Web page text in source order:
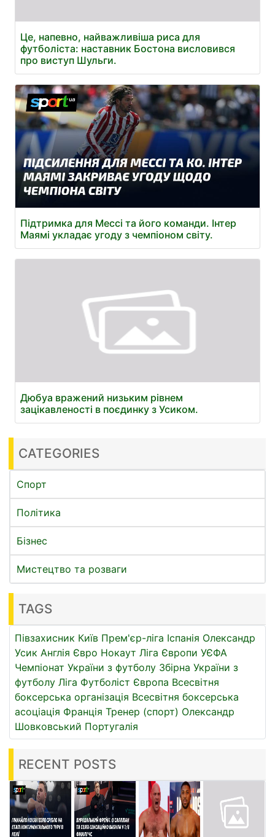
Це, напевно, найважливіша риса для
футболіста: наставник Бостона висловився
про виступ Шульги.
Підтримка для Мессі та його команди. Інтер
Маямі укладає угоду з чемпіоном світу.
Дюбуа вражений низьким рівнем
зацікавленості в поєдинку з Усиком.
CATEGORIES
Спорт
Політика
Бізнес
Мистецтво та розваги
TAGS
Півзахисник Київ Прем'єр-ліга Іспанія Олександр
Усик Англія Євро Нокаут Ліга Європи УЄФА
Чемпіонат України з футболу Збірна України з
футболу Ліга Футболіст Європа Всесвітня
боксерська організація Всесвітня боксерська
асоціація Франція Тренер (спорт) Олександр
Шовковський Португалія
RECENT POSTS